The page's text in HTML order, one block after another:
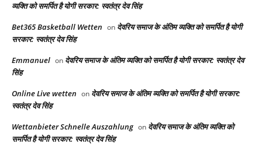
व्यक्ति को समर्पित है योगी सरकार: स्वतंत्र देव सिंह
Bet365 Basketball Wetten on देवरिय समाज के अंतिम व्यक्ति को समर्पित है योगी
सरकार: स्वतंत्र देव सिंह
Emmanuel on देवरिय समाज के अंतिम व्यक्ति को समर्पित है योगी सरकार: स्वतंत्र देव
सिंह
Online Live wetten on देवरिय समाज के अंतिम व्यक्ति को समर्पित है योगी सरकार:
स्वतंत्र देव सिंह
Wettanbieter Schnelle Auszahlung on देवरिय समाज के अंतिम व्यक्ति को
समर्पित है योगी सरकार: स्वतंत्र देव सिंह